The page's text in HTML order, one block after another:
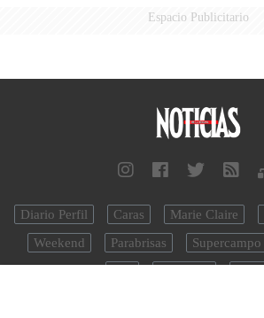
Espacio Publicitario
Diario Perfil Caras Marie Claire
Weekend
Parabrisas Supercampo